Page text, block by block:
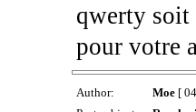
qwerty soit
pour votre
Author: Moe[